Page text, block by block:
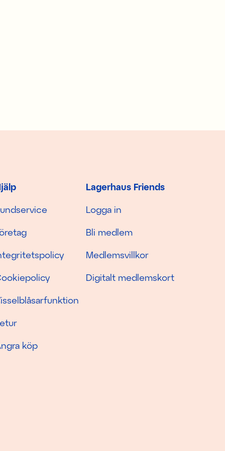
köp
Lagerhaus Friends
Logga in
Bli medlem
Medlemsvillkor
Digitalt medlemskort